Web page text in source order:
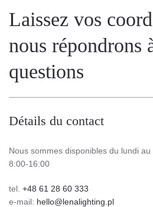
Laissez vos
nous répondrons
questions
Détails du contact
Nous sommes disponibles du lundi
8:00-16:00
tel. +48 61 28 60 333
e-mail: hello@lenalighting.pl